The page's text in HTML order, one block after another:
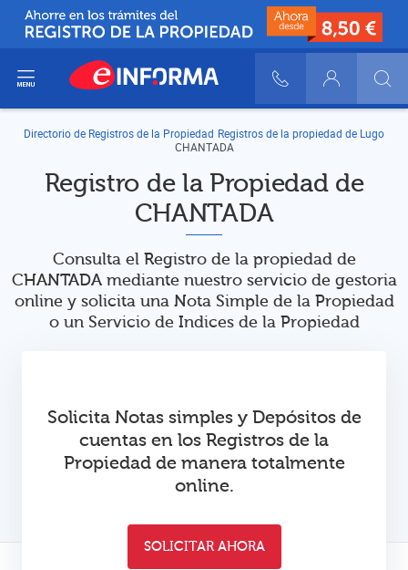
900 10 30 20
Login
del menú
Directorio de Registros de la Propiedad Registros de la propiedad de Lugo
CHANTADA
Registro de la Propiedad de
CHANTADA
Consulta el Registro de la propiedad de
CHANTADA mediante nuestro servicio de gestoria
online y solicita una Nota Simple de la Propiedad
o un Servicio de Indices de la Propiedad
Solicita Notas simples y Depósitos de
cuentas en los Registros de la
Propiedad de manera totalmente
online.
SOLICITAR AHORA